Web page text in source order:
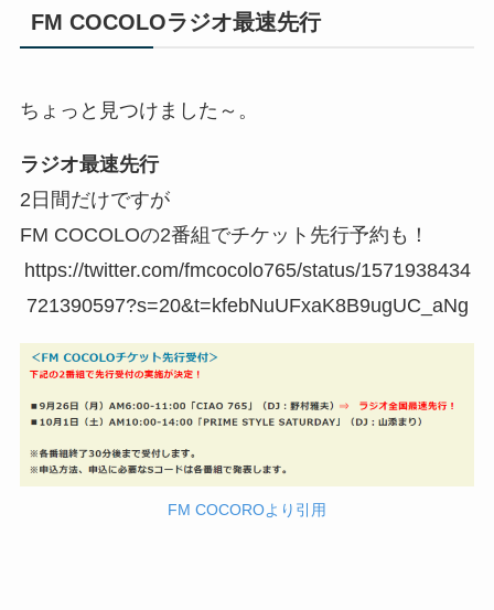
FM COCOLOラジオ最速先行
ちょっと見つけました～。
ラジオ最速先行
2日間だけですが
FM COCOLOの2番組でチケット先行予約も！
https://twitter.com/fmcocolo765/status/1571938434
721390597?s=20&t=kfebNuUFxaK8B9ugUC_aNg
FM COCOROより引用